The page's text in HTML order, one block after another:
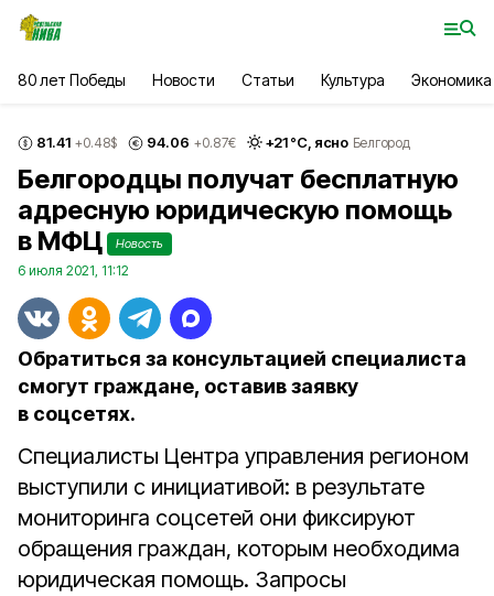
80 лет Победы Новости Статьи Культура Экономика
81.41 +0.48$ 94.06 +0.87€ +21°С, ясно Белгород
Белгородцы получат бесплатную
адресную юридическую помощь
в МФЦ
Новость
6 июля 2021, 11:12
Обратиться за консультацией специалиста
смогут граждане, оставив заявку
в соцсетях.
Специалисты Центра управления регионом
выступили с инициативой: в результате
мониторинга соцсетей они фиксируют
обращения граждан, которым необходима
юридическая помощь. Запросы